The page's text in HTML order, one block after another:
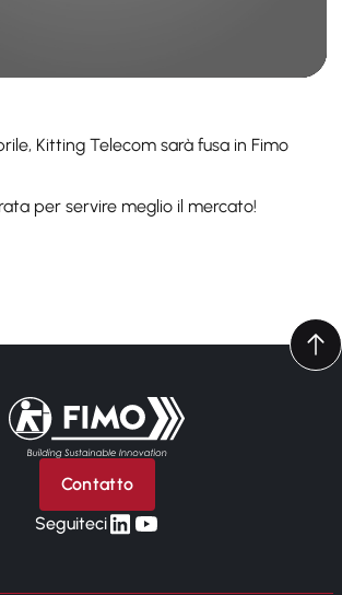
Kitting Telecom sarà fusa in Fimo
per servire meglio il mercato!
Torna alla pagina iniziale
Contatto
Seguitecilinkedin
yt